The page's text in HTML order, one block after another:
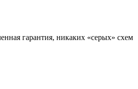
гарантия, никаких «серых» схем